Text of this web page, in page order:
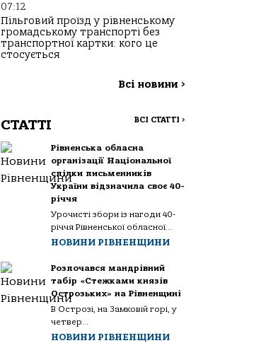
07:12
Пільговий проїзд у рівненському
громадському транспорті без
транспортної картки: кого це
стосується
Всі новини >
СТАТТІ ВСІ СТАТТІ >
Рівненська обласна
організації Національної
спілки письменників
України відзначила своє 40-
річчя
Урочисті збори із нагоди 40-
річчя Рівненської обласної...
НОВИНИ РІВНЕНЩИНИ
Розпочався мандрівний
табір «Стежками князів
Острозьких» на Рівненщині
В Острозі, на Замковій горі, у
четвер...
НОВИНИ РІВНЕНЩИНИ